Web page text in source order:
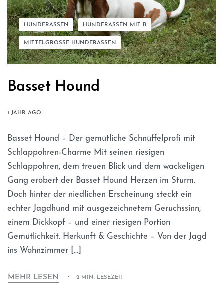
HUNDERASSEN HUNDERASSEN MIT B
MITTELGROSSE HUNDERASSEN
Basset Hound
1 JAHR AGO
Basset Hound – Der gemütliche Schnüffelprofi mit
Schlappohren-Charme Mit seinen riesigen
Schlappohren, dem treuen Blick und dem wackeligen
Gang erobert der Basset Hound Herzen im Sturm.
Doch hinter der niedlichen Erscheinung steckt ein
echter Jagdhund mit ausgezeichnetem Geruchssinn,
einem Dickkopf – und einer riesigen Portion
Gemütlichkeit. Herkunft & Geschichte – Von der Jagd
ins Wohnzimmer […]
MEHR LESEN 2 MIN. LESEZEIT